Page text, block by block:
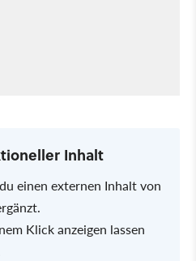
Inhalt
einen externen Inhalt von
Klick anzeigen lassen